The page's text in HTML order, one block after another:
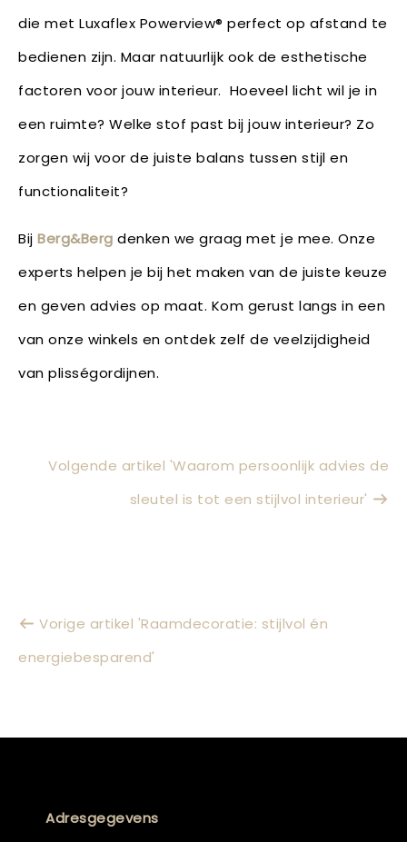
die met Luxaflex Powerview® perfect op afstand te
bedienen zijn. Maar natuurlijk ook de esthetische
factoren voor jouw interieur. Hoeveel licht wil je in
een ruimte? Welke stof past bij jouw interieur? Zo
zorgen wij voor de juiste balans tussen stijl en
functionaliteit?
Bij Berg&Berg denken we graag met je mee. Onze
experts helpen je bij het maken van de juiste keuze
en geven advies op maat. Kom gerust langs in een
van onze winkels en ontdek zelf de veelzijdigheid
van plisségordijnen.
Volgende artikel 'Waarom persoonlijk advies de
sleutel is tot een stijlvol interieur'
Vorige artikel 'Raamdecoratie: stijlvol én
energiebesparend'
Adresgegevens